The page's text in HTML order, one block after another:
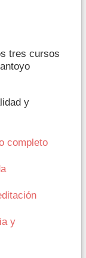
tres cursos
y
completo
y